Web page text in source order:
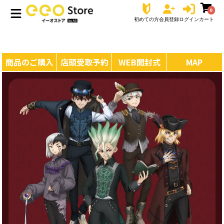
初めての方会員登録ログイン
0
カート
商品のご購入 店頭受取予約 WEB開封式 MAP